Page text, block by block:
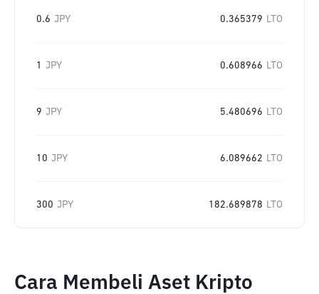
0.6 JPY 0.365379 LTO
1 JPY 0.608966 LTO
9 JPY 5.480696 LTO
10 JPY 6.089662 LTO
300 JPY 182.689878 LTO
Cara Membeli Aset Kripto